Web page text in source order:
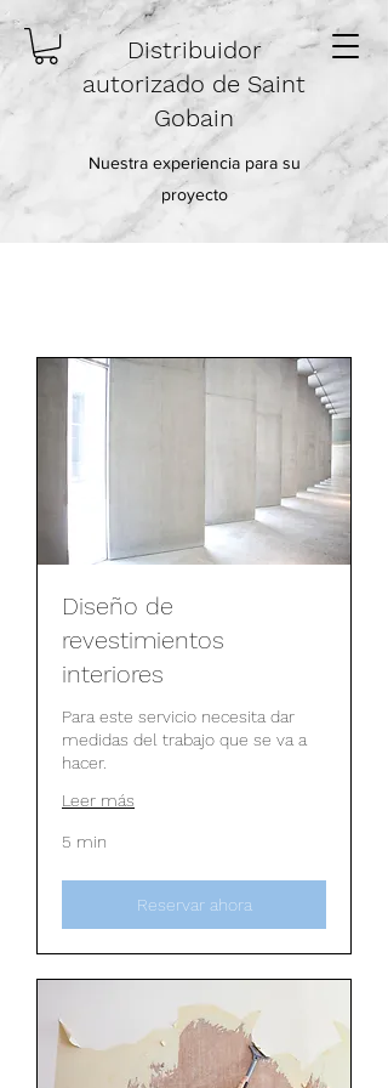
Distribuidor
autorizado de Saint
Gobain
Nuestra experiencia para su
proyecto
Diseño de
revestimientos
interiores
Para este servicio necesita dar
medidas del trabajo que se va a
hacer.
Leer más
5 min
Reservar ahora